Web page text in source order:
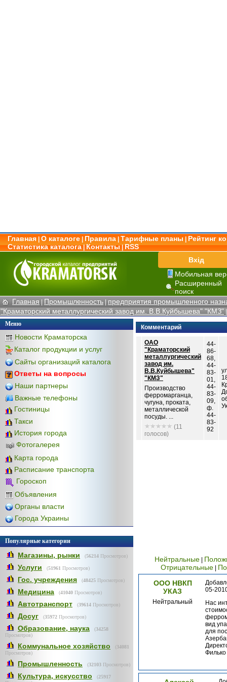
Главная О каталоге Правила Тарифные планы
Рейтинг
Статистика каталога|Контакты|RSS
Вхід
Мобильная
Расширенный
поиск
Главная | Промышленность | предприятия промышленного
"Краматорский металлургический завод им. В.В.Куйбышева" "КМЗ"
Меню
Новости Краматорска
Каталог продукции и услуг
Сайты организаций каталога
Ответы на вопросы
Наши партнеры
Важные телефоны
Гостиницы
Такси
История города
Фотогалерея
Карта города
Расписание транспорта
Гороскоп
Объявления
Органы власти
Города Украины
Популярные категории
Магазины, рынки (56214 Просмотров)
Услуги (51961 Просмотров)
Гос. учреждения (48425 Просмотров)
Медицина (41040 Просмотров)
Автотранспорт (39614 Просмотров)
Досуг (35972 Просмотров)
Образование, наука (34258
Просмотров)
Коммунальное хозяйство ( 34081
Просмотров)
Промышленность (32103 Просмотров)
Культура, искусство (25917
Комментарий
ОАО
"Краматорский
металлургический
завод им.
В.В.Куйбышева"
"КМЗ"
Производство
ферромарганца,
чугуна, проката,
металлической
посуды. ...
(11
голосов)
44-
86-
68,
44-
83-
01,
44-
83-
09,
ф.
44-
83-
92
Нейтральные
Отрицательные
ООО НВКП
УКАЗ
Нейтральный
05-
Нас
вид
для